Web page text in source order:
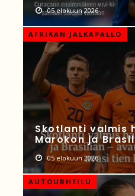
05 elokuun 2026
AFRIKAN JALKAPALLO
Skotlanti valmis
Marokon ja
05 elokuun 2026
AUTOURHEILU